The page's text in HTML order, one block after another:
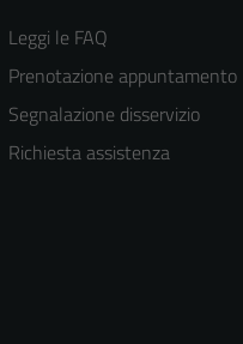
Leggi le FAQ
Prenotazione appuntamento
Segnalazione disservizio
Richiesta assistenza